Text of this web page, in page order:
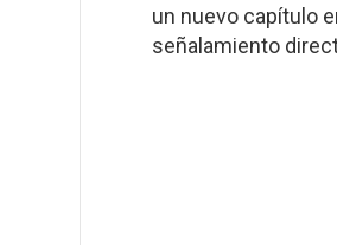
un nuevo capítulo
señalamiento